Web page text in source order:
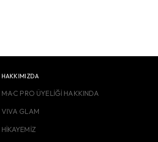
HAKKIMIZDA
M·A·C PRO ÜYELİĞİ HAKKINDA
VIVA GLAM
HİKAYEMİZ